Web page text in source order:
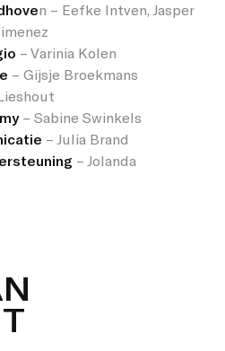
n – Eefke Intven, Jasper
– Varinia Kolen
– Gijsje Broekmans
– Sabine Swinkels
– Julia Brand
– Jolanda